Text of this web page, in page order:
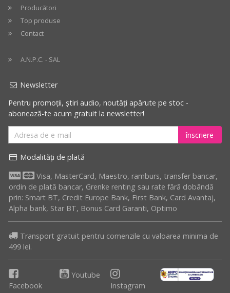
Preț
descrescător
mari
Producători
Top produse
Contact
A.N.P.C. - SAL
Newsletter
Pentru promoții, știri audio, noutăți apărute pe stoc -
abonează-te acum gratuit la newsletter!
înscriere
Modalități de plată
Visa, MasterCard, Maestro, ramburs, transfer bancar,
ordin de plată bancar, Grenke renting sau rate fără dobândă
prin: Smart BT, Credit Europe Bank, First Bank, Card Avantaj,
Alpha bank, Star BT, Bonus Card Garanti, Optimo
Transport gratuit pentru comenzile cu valoarea minima de
499 lei.
Facebook
Youtube
Instagram